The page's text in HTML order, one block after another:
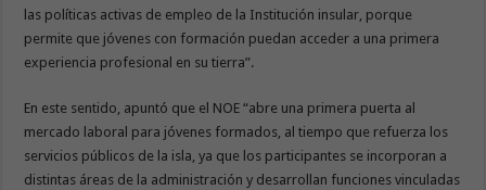
las políticas activas de empleo de la Institución insular, porque
permite que jóvenes con formación puedan acceder a una primera
experiencia profesional en su tierra”.
En este sentido, apuntó que el NOE “abre una primera puerta al
mercado laboral para jóvenes formados, al tiempo que refuerza los
servicios públicos de la isla, ya que los participantes se incorporan a
distintas áreas de la administración y desarrollan funciones vinculadas